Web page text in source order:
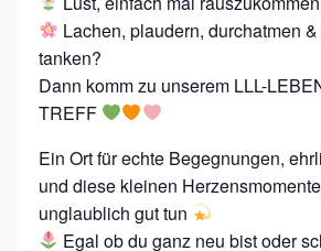
L
L
-
E
B
E
Lachen, plaudern, durchatmen
tanken?
Dann komm zu unserem LLL-
TREFF
Ein Ort für echte Begegnungen,
und diese kleinen
unglaublich gut tun
Egal ob du ganz neu bist oder